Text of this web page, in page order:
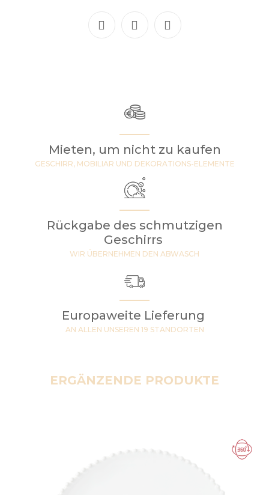
Mieten, um nicht zu kaufen
GESCHIRR, MOBILIAR UND DEKORATIONS-ELEMENTE
Rückgabe des schmutzigen
Geschirrs
WIR ÜBERNEHMEN DEN ABWASCH
Europaweite Lieferung
AN ALLEN UNSEREN 19 STANDORTEN
ERGÄNZENDE PRODUKTE